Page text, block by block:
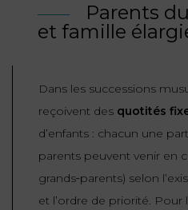
Parents
et famille
Dans les successions
reçoivent des quotités
d’enfants : chacun une
parents peuvent venir en
grands‑parents) selon
et l’ordre de priorité. Pour